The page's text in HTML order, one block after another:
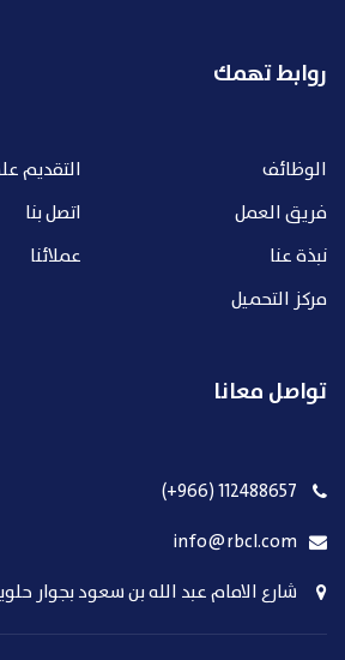
روابط تهمك
الوظائف
التقديم
فريق العمل
اتصل بنا
نبذة عنا
عملائنا
مركز التحميل
تواصل معانا
112488657 (966+)
info@rbcl.com
شارع الامام عبد الله بن سعود بجوار